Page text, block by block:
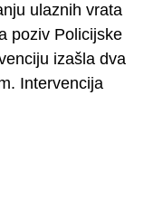
ulaznih vrata
poziv Policijske
izašla dva
Intervencija